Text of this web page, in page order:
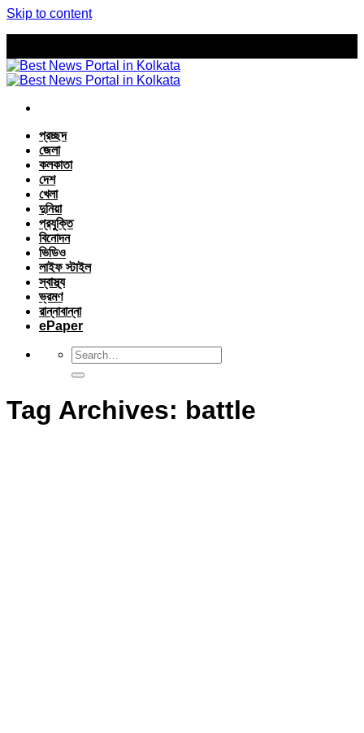
Skip to content
প্রচ্ছদ
জেলা
কলকাতা
দেশ
খেলা
দুনিয়া
প্রযুক্তি
বিনোদন
ভিডিও
লাইফ স্টাইল
স্বাস্থ্য
ভ্রমণ
রান্নাবান্না
ePaper
Tag Archives: battle